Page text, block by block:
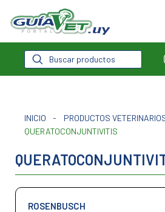
Búsqueda
de
productos
INICIO - PRODUCTOS
QUERATOCONJUNTIVITIS
ROSENBUSCH